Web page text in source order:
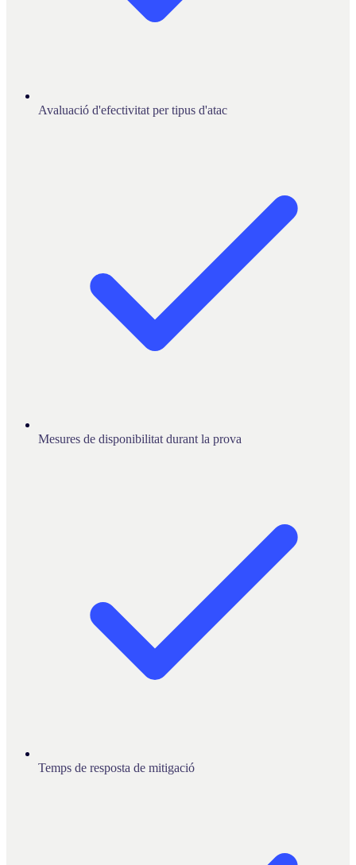
Avaluació d'efectivitat per tipus d'atac
Mesures de disponibilitat durant la prova
Temps de resposta de mitigació